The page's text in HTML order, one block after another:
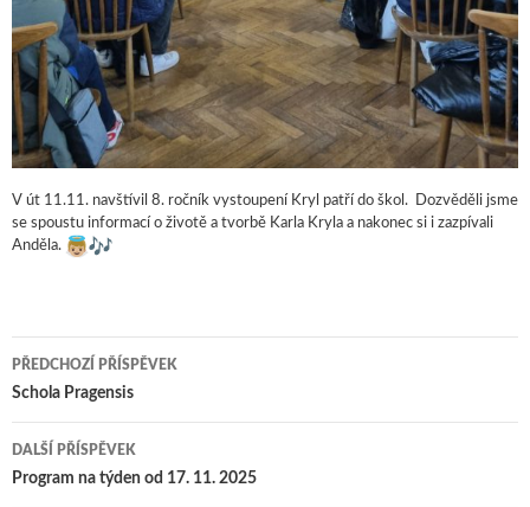
V út 11.11. navštívil 8. ročník vystoupení Kryl patří do škol. Dozvěděli jsme
se spoustu informací o životě a tvorbě Karla Kryla a nakonec si i zazpívali
Anděla.
Navigace pro příspěvky
PŘEDCHOZÍ PŘÍSPĚVEK
Schola Pragensis
DALŠÍ PŘÍSPĚVEK
Program na týden od 17. 11. 2025